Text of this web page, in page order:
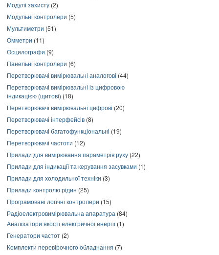
Модулі захисту (2)
Модульні контролери (5)
Мультиметри (51)
Омметри (11)
Осцилографи (9)
Панельні контролери (6)
Перетворювачі вимірювальні аналогові (44)
Перетворювачі вимірювальні із цифровою
індикацією (щитові) (18)
Перетворювачі вимірювальні цифрові (20)
Перетворювачі інтерфейсів (8)
Перетворювачі багатофункціональні (19)
Перетворювачі частоти (12)
Прилади для вимірювання параметрів руху (22)
Прилади для індикації та керування засувками (1)
Прилади для холодильної техніки (3)
Прилади контролю рідин (25)
Програмовані логічні контролери (15)
Радіоелектровимірювальна апаратура (84)
Аналізатори якості електричної енергії(1)
Генератори частот (2)
Комплекти перевірочного обладнання (7)